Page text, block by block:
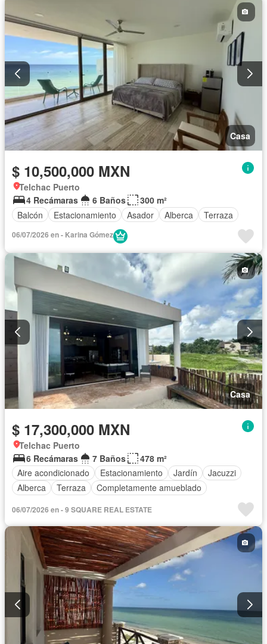
Casa
$ 10,500,000 MXN
Telchac Puerto
4 Recámaras
6 Baños
300 m²
Balcón
Estacionamiento Asador Alberca Terraza
06/07/2026 en - Karina Gómez
Casa
$ 17,300,000 MXN
Telchac Puerto
6 Recámaras
7 Baños
478 m²
Aire acondicionado
Estacionamiento Jardín
Jacuzzi
Alberca
Terraza Completamente amueblado
06/07/2026 en - 9 SQUARE REAL ESTATE